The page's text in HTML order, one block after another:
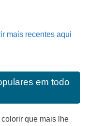
mais recentes aqui
em todo
que mais lhe